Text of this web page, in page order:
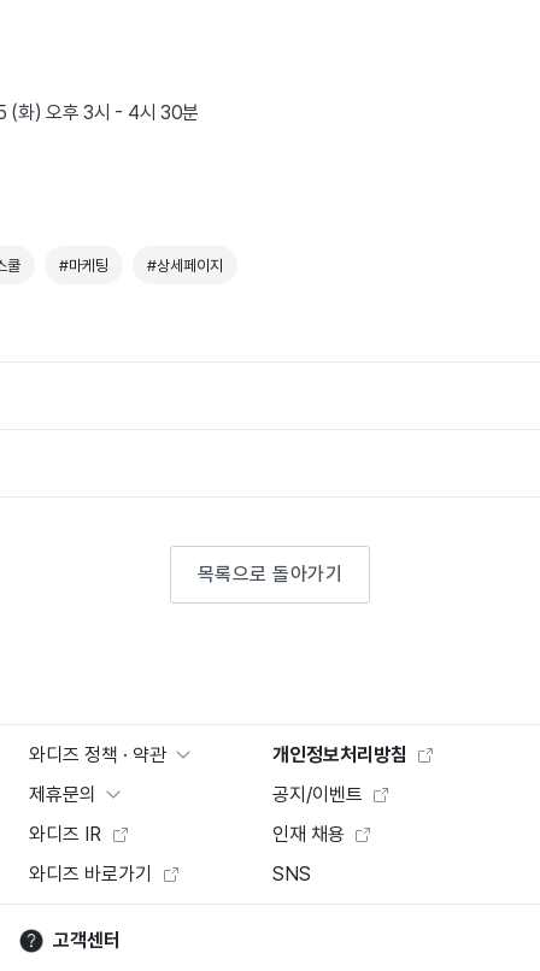
(화) 오후 3시 - 4시 30분
쿨 #마케팅 #상세페이지
목록으로 돌아가기
와디즈 정책 · 약관
개인정보처리방침
제휴문의
공지/이벤트
와디즈 IR
인재 채용
와디즈 바로가기
SNS
고객센터